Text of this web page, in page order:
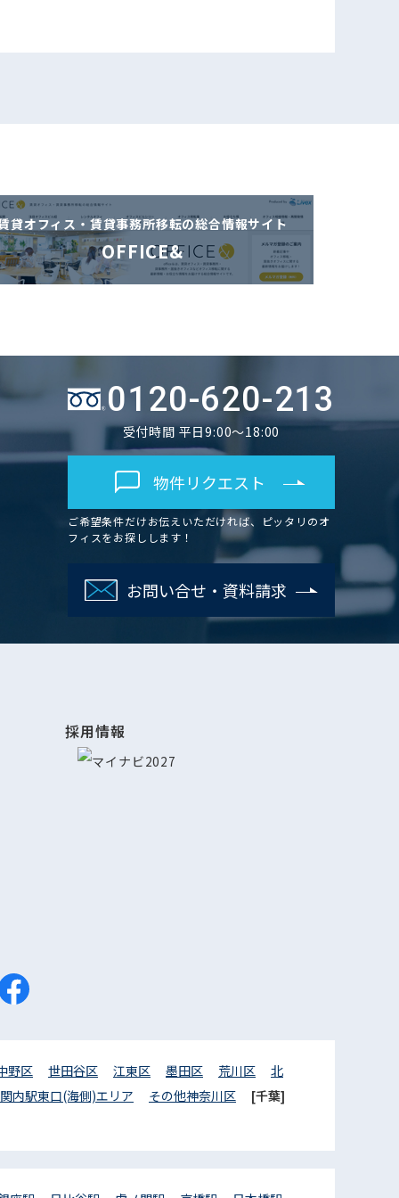
貸オフィス・賃貸事務所移転の総合情報サイト
OFFICE&
0120-620-213
受付時間 平日9:00～18:00
物件リクエスト
ご希望条件だけお伝えいただければ、ピッタリのオ
フィスをお探しします！
お問い合せ・資料請求
採用情報
野区 世田谷区 江東区 墨田区 荒川区
北
関内駅東口(海側)エリア その他神奈川区
[千葉]